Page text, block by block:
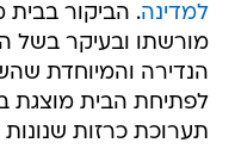
למדינה. הביקור בבית
מורשתו ובעיקר בשל
לפתיחת הבית מוצגת
תערוכת כרזות